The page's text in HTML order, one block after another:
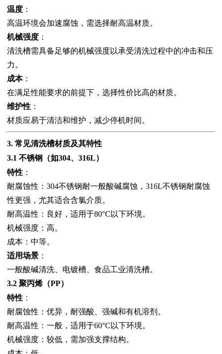
温度 ：
高温环境会加速腐蚀，需选择耐高温材质。
机械强度 ：
清洗槽需具备足够的机械强度以承受清洗过程中的冲击和压
力。
成本：
在满足性能要求的前提下，选择性价比高的材质。
维护性 ：
材质应易于清洁和维护，减少停机时间。
3. 常见清洗槽材质及其特性
3.1 不锈钢（如304、316L）
特性 ：
耐腐蚀性：304不锈钢耐一般酸碱腐蚀，316L不锈钢耐腐蚀
性更强，尤其适合含氯介质。
耐高温性：良好，适用于80°C以下环境。
机械强度：高。
成本：中等。
适用场景 ：
一般酸碱清洗、电镀槽、食品工业清洗槽。
3.2 聚丙烯（PP）
特性 ：
耐腐蚀性：优异，耐强酸、强碱和有机溶剂。
耐高温性：一般，适用于60°C以下环境。
机械强度：较低，需加强支撑结构。